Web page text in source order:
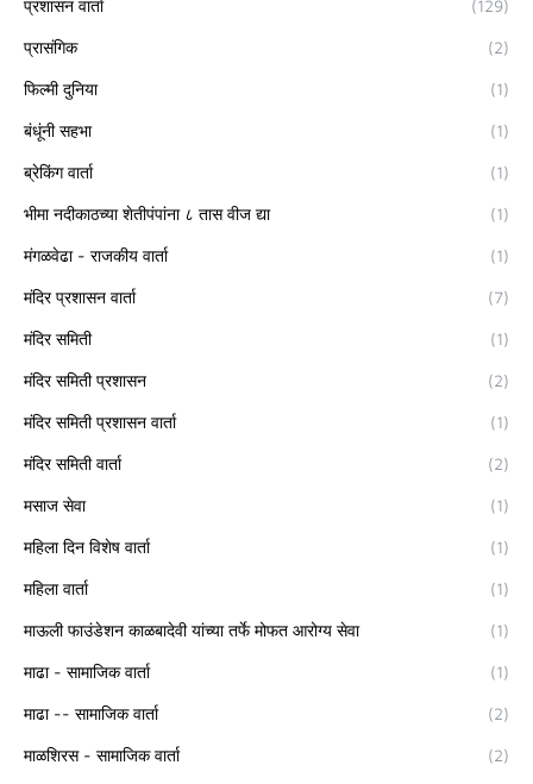
प्रशासन वार्ता (129)
प्रासंगिक (2)
फिल्मी दुनिया (1)
बंधूंनी सहभा (1)
ब्रेकिंग वार्ता (1)
भीमा नदीकाठच्या शेतीपंपांना ८ तास वीज द्या (1)
मंगळवेढा - राजकीय वार्ता (1)
मंदिर प्रशासन वार्ता (7)
मंदिर समिती (1)
मंदिर समिती प्रशासन (2)
मंदिर समिती प्रशासन वार्ता (1)
मंदिर समिती वार्ता (2)
मसाज सेवा (1)
महिला दिन विशेष वार्ता (1)
महिला वार्ता (1)
माऊली फाउंडेशन काळबादेवी यांच्या तर्फे मोफत आरोग्य सेवा (1)
माढा - सामाजिक वार्ता (1)
माढा -- सामाजिक वार्ता (2)
माळशिरस - सामाजिक वार्ता (2)